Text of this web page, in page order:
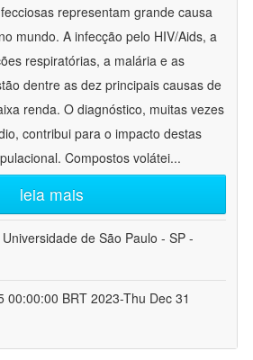
representam grande causa
mundo. A infecção pelo HIV/Aids, a
respiratórias, a malária e as
dentre as dez principais causas de
renda. O diagnóstico, muitas vezes
contribui para o impacto destas
Compostos volátei...
leia mais
Universidade de São Paulo - SP -
00:00:00 BRT 2023-Thu Dec 31